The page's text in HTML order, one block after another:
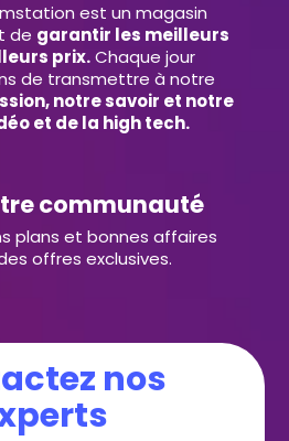
est un magasin
de garantir les meilleurs
prix.Chaque jour
de transmettre à notre
notre savoir et notre
et de la high tech.
communauté
plans et bonnes affaires
offres exclusives.
nos